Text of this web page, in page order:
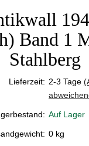
Band 1
Stahlberg
Lieferzeit: 2-3 Tage
Auf Lager
0 kg